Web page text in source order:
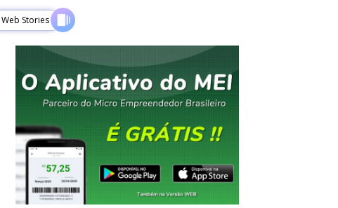
Web Stories